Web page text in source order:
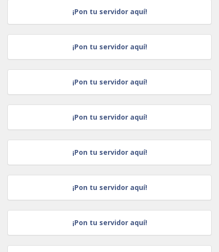
¡Pon tu servidor aquí!
¡Pon tu servidor aquí!
¡Pon tu servidor aquí!
¡Pon tu servidor aquí!
¡Pon tu servidor aquí!
¡Pon tu servidor aquí!
¡Pon tu servidor aquí!